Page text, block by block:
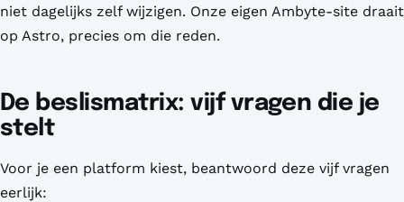
niet dagelijks zelf wijzigen. Onze eigen Ambyte-site draait
op Astro, precies om die reden.
De beslismatrix: vijf vragen die je
stelt
Voor je een platform kiest, beantwoord deze vijf vragen
eerlijk: